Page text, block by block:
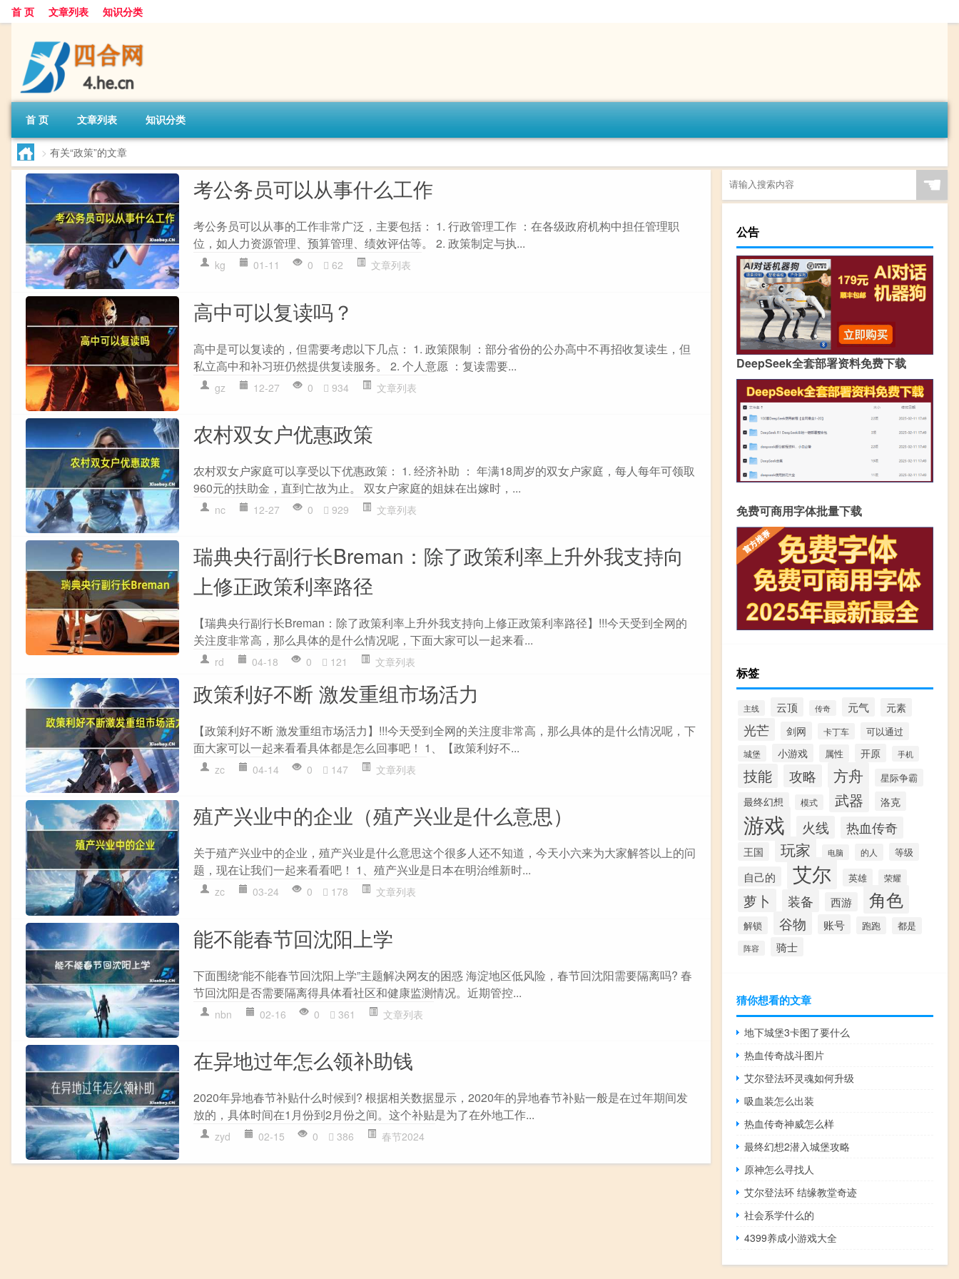
首 页 文章列表 知识分类
首 页 文章列表 知识分类
> 有关“政策”的文章
考公务员可以从事什么工作
考公务员可以从事的工作非常广泛，主要包括： 1. 行政管理工作 ：在各级政府机构中担任管理职
位，如人力资源管理、预算管理、绩效评估等。 2. 政策制定与执...
kg 01-11 0 62 文章列表
高中可以复读吗？
高中是可以复读的，但需要考虑以下几点： 1. 政策限制 ：部分省份的公办高中不再招收复读生，但
私立高中和补习班仍然提供复读服务。 2. 个人意愿 ：复读需要...
gz 12-27 0 934 文章列表
农村双女户优惠政策
农村双女户家庭可以享受以下优惠政策： 1. 经济补助 ： 年满18周岁的双女户家庭，每人每年可领取
960元的扶助金，直到亡故为止。 双女户家庭的姐妹在出嫁时，...
nc 12-27 0 929 文章列表
瑞典央行副行长Breman：除了政策利率上升外我支持向
上修正政策利率路径
【瑞典央行副行长Breman：除了政策利率上升外我支持向上修正政策利率路径】!!!今天受到全网的
关注度非常高，那么具体的是什么情况呢，下面大家可以一起来看...
rd 04-18 0 121 文章列表
政策利好不断 激发重组市场活力
【政策利好不断 激发重组市场活力】!!!今天受到全网的关注度非常高，那么具体的是什么情况呢，下
面大家可以一起来看看具体都是怎么回事吧！ 1、【政策利好不...
zc 04-14 0 147 文章列表
殖产兴业中的企业（殖产兴业是什么意思）
关于殖产兴业中的企业，殖产兴业是什么意思这个很多人还不知道，今天小六来为大家解答以上的问
题，现在让我们一起来看看吧！ 1、殖产兴业是日本在明治维新时...
zc 03-24 0 178 文章列表
能不能春节回沈阳上学
下面围绕“能不能春节回沈阳上学”主题解决网友的困惑 海淀地区低风险，春节回沈阳需要隔离吗? 春
节回沈阳是否需要隔离得具体看社区和健康监测情况。近期管控...
nbn 02-16 0 361 文章列表
在异地过年怎么领补助钱
2020年异地春节补贴什么时候到? 根据相关数据显示，2020年的异地春节补贴一般是在过年期间发
放的，具体时间在1月份到2月份之间。这个补贴是为了在外地工作...
zyd 02-15 0 386 春节2024
☚
公告
DeepSeek全套部署资料免费下载
免费可商用字体批量下载
标签
主线 云顶 传奇 元气 元素
光芒 剑网 卡丁车 可以通过
城堡 小游戏 属性 开原 手机
技能 攻略 方舟 星际争霸
最终幻想 模式 武器 洛克
游戏 火线 热血传奇
王国 玩家 电脑 的人 等级
自己的 艾尔 英雄 荣耀
萝卜 装备 西游 角色
解锁 谷物 账号 跑跑 都是
阵容 骑士
猜你想看的文章
地下城堡3卡图了要什么
热血传奇战斗图片
艾尔登法环灵魂如何升级
吸血装怎么出装
热血传奇神威怎么样
最终幻想2潜入城堡攻略
原神怎么寻找人
艾尔登法环 结缘教堂奇迹
社会系学什么的
4399养成小游戏大全